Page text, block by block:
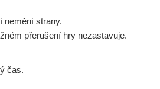
nemění strany.
přerušení hry nezastavuje.
čas.